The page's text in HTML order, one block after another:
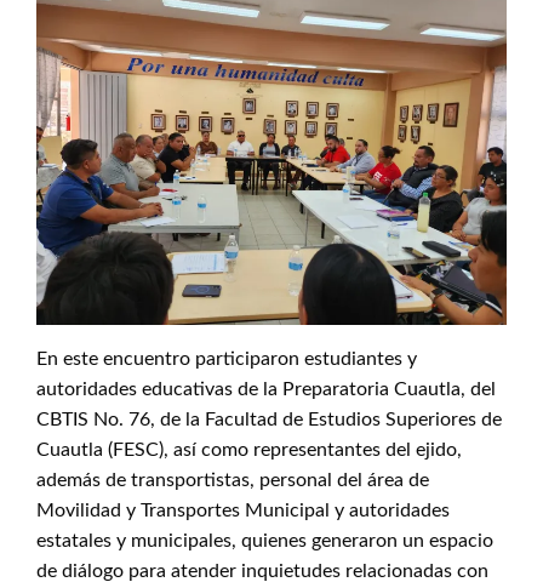
En este encuentro participaron estudiantes y
autoridades educativas de la Preparatoria Cuautla, del
CBTIS No. 76, de la Facultad de Estudios Superiores de
Cuautla (FESC), así como representantes del ejido,
además de transportistas, personal del área de
Movilidad y Transportes Municipal y autoridades
estatales y municipales, quienes generaron un espacio
de diálogo para atender inquietudes relacionadas con